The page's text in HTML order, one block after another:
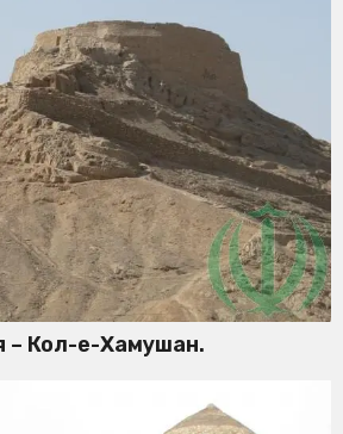
– Кол-е-Хамушан.